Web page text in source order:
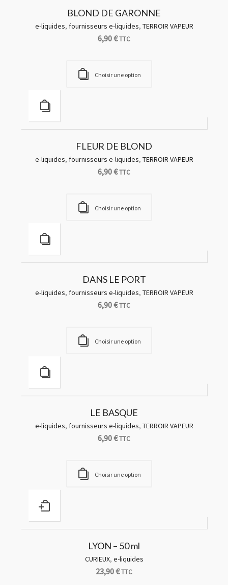
BLOND DE GARONNE
e-liquides, fournisseurs e-liquides, TERROIR VAPEUR
6,90€TTC
Choisir une option
FLEUR DE BLOND
e-liquides, fournisseurs e-liquides, TERROIR VAPEUR
6,90€TTC
Choisir une option
DANS LE PORT
e-liquides, fournisseurs e-liquides, TERROIR VAPEUR
6,90€TTC
Choisir une option
LE BASQUE
e-liquides, fournisseurs e-liquides, TERROIR VAPEUR
6,90€TTC
Choisir une option
LYON – 50 ml
CURIEUX, e-liquides
23,90€TTC